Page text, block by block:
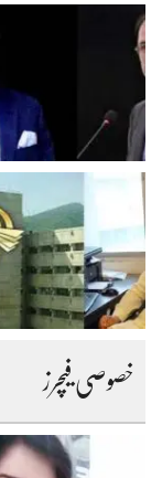
خصوصی فیچرز